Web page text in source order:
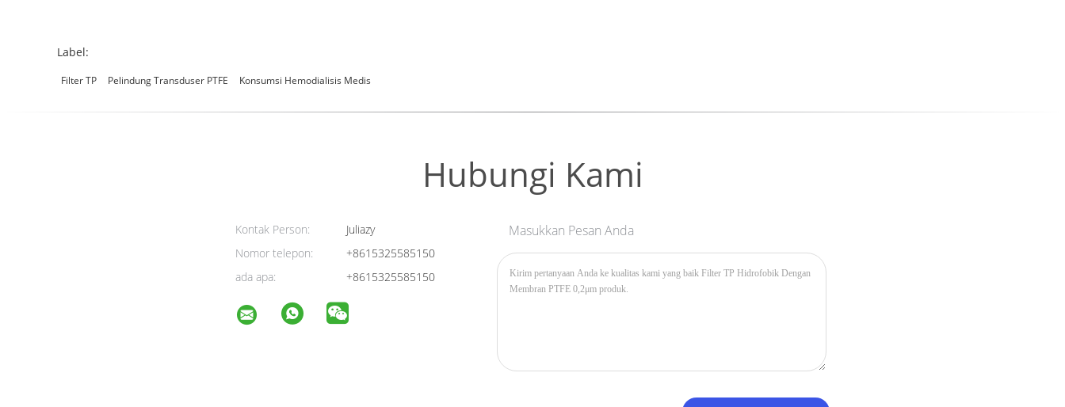
Label:
Filter TP Pelindung Transduser PTFE Konsumsi Hemodialisis Medis
Hubungi Kami
Kontak Person:
Juliazy
Nomor telepon:
+8615325585150
ada apa:
+8615325585150
Masukkan Pesan Anda